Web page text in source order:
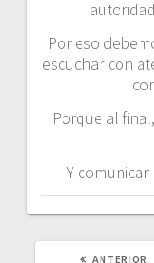
Por eso
escuchar con
Porque al
Y
ANTERIOR: